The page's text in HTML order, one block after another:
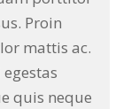
Proin
mattis ac.
quis neque